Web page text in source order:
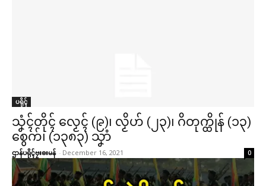
ပရိုၚ်
သၞံၚ်တိုၚ် လၟေၚ် (၉)၊ လၟိဟ် (၂၃)၊ ဂိတုက္ထိုန် (၁၃)
စွေက်၊ (၁၃၈၃) သၞာံ
ဌာန်ပရိုၚ်ဗၠးၜးမန် - December 16, 2021 0